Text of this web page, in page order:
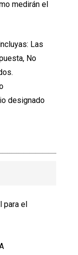
medirán el
Las
No
designado
para el